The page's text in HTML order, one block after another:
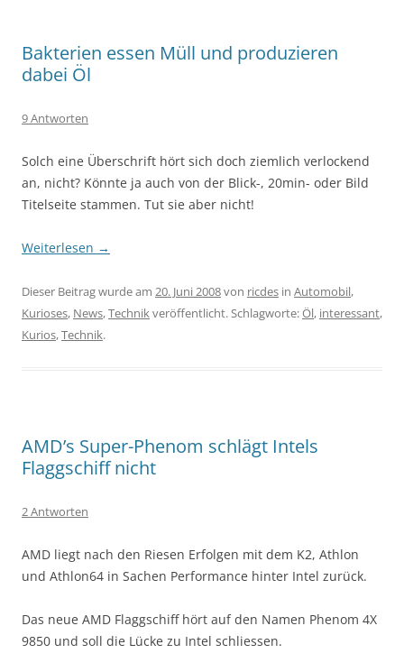
Bakterien essen Müll und produzieren
dabei Öl
9 Antworten
Solch eine Überschrift hört sich doch ziemlich verlockend
an, nicht? Könnte ja auch von der Blick-, 20min- oder Bild
Titelseite stammen. Tut sie aber nicht!
Weiterlesen →
Dieser Beitrag wurde am 20. Juni 2008von ricdes in Automobil,
Kurioses, News,Technikveröffentlicht. Schlagworte:Öl, interessant,
Kurios,Technik.
AMD’s Super-Phenom schlägt Intels
Flaggschiff nicht
2 Antworten
AMD liegt nach den Riesen Erfolgen mit dem K2, Athlon
und Athlon64 in Sachen Performance hinter Intel zurück.
Das neue AMD Flaggschiff hört auf den Namen Phenom 4X
9850 und soll die Lücke zu Intel schliessen.